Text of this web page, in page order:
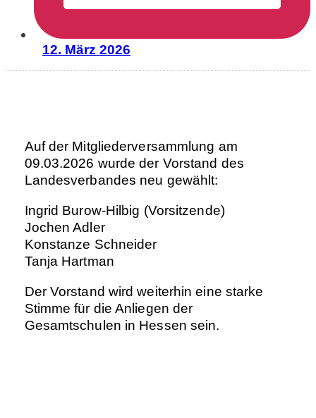
12. März 2026
Auf der Mitgliederversammlung am
09.03.2026 wurde der Vorstand des
Landesverbandes neu gewählt:
Ingrid Burow-Hilbig (Vorsitzende)
Jochen Adler
Konstanze Schneider
Tanja Hartman
Der Vorstand wird weiterhin eine starke
Stimme für die Anliegen der
Gesamtschulen in Hessen sein.